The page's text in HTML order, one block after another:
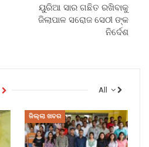
ୟୁରିଆ ସାର ଗଛିତ ରଖିବାକୁ
ଜିଲାପାଳ ସରୋଜ ସେଠୀ ଙ୍କ
ନିର୍ଦେଶ
All
ଜିଲ୍ଲା ଖବର